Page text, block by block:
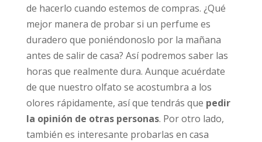
de hacerlo cuando estemos de compras. ¿Qué
mejor manera de probar si un perfume es
duradero que poniéndonoslo por la mañana
antes de salir de casa? Así podremos saber las
horas que realmente dura. Aunque acuérdate
de que nuestro olfato se acostumbra a los
olores rápidamente, así que tendrás que pedir
la opinión de otras personas. Por otro lado,
también es interesante probarlas en casa